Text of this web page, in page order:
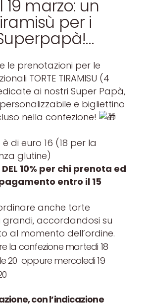
19 marzo: un
per i
le prenotazioni per le
TORTE TIRAMISU (4
ai nostri Super Papà,
e bigliettino
nella confezione!
di euro 16 (18 per la
glutine)
DEL 10% per chi prenota ed
entro il 15
anche torte
grandi, accordandosi su
al momento dell’ordine.
la confezione martedi 18
20 oppure mercoledi 19
con l’indicazione